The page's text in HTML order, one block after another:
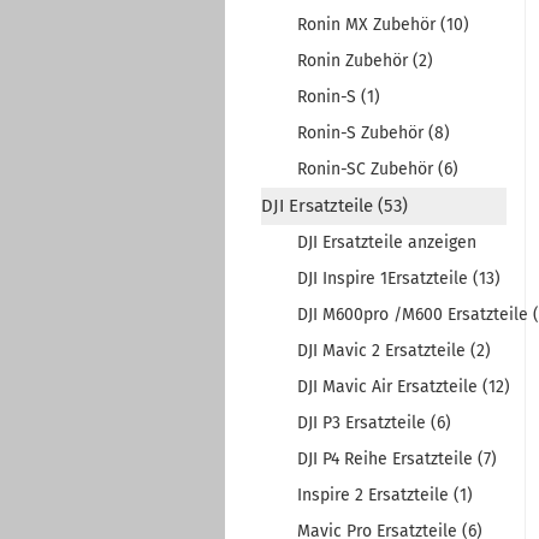
Ronin MX Zubehör (10)
Ronin Zubehör (2)
Ronin-S (1)
Ronin-S Zubehör (8)
Ronin-SC Zubehör (6)
DJI Ersatzteile (53)
DJI Ersatzteile anzeigen
DJI Inspire 1Ersatzteile (13)
DJI M600pro /M600 Ersatzteile
DJI Mavic 2 Ersatzteile (2)
DJI Mavic Air Ersatzteile (12)
DJI P3 Ersatzteile (6)
DJI P4 Reihe Ersatzteile (7)
Inspire 2 Ersatzteile (1)
Mavic Pro Ersatzteile (6)